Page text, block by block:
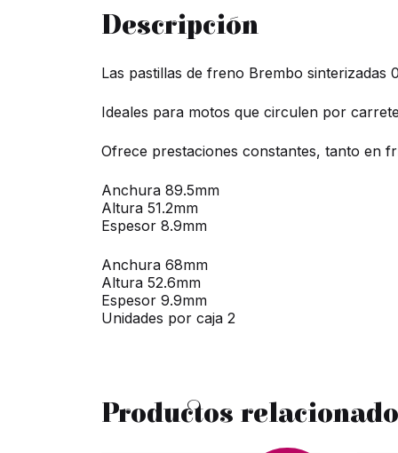
Descripción
Las pastillas de freno Brembo sinterizadas
Ideales para motos que circulen por
Ofrece prestaciones constantes, tanto en
Anchura 89.5mm
Altura 51.2mm
Espesor 8.9mm
Anchura 68mm
Altura 52.6mm
Espesor 9.9mm
Unidades por caja 2
Productos